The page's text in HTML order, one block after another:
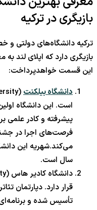
بازیگری در ترکیه
ترکیه دانشگاه‌های دولتی
بازیگری دارد که اپلای لند
این قسمت خواهدپرداخت:
دانشگاه بیلکنت
است. این دانشگاه
پیشرفته و کادر علمی
فرصت‌های اجرا در
سال است.
تأسیس شده و